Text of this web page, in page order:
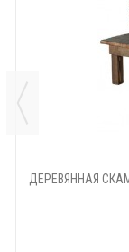
ДЕРЕВЯННАЯ